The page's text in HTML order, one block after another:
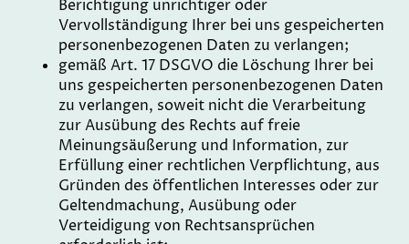
Berichtigung unrichtiger oder
Vervollständigung Ihrer bei uns gespeicherten
personenbezogenen Daten zu verlangen;
gemäß Art. 17 DSGVO die Löschung Ihrer bei
uns gespeicherten personenbezogenen Daten
zu verlangen, soweit nicht die Verarbeitung
zur Ausübung des Rechts auf freie
Meinungsäußerung und Information, zur
Erfüllung einer rechtlichen Verpflichtung, aus
Gründen des öffentlichen Interesses oder zur
Geltendmachung, Ausübung oder
Verteidigung von Rechtsansprüchen